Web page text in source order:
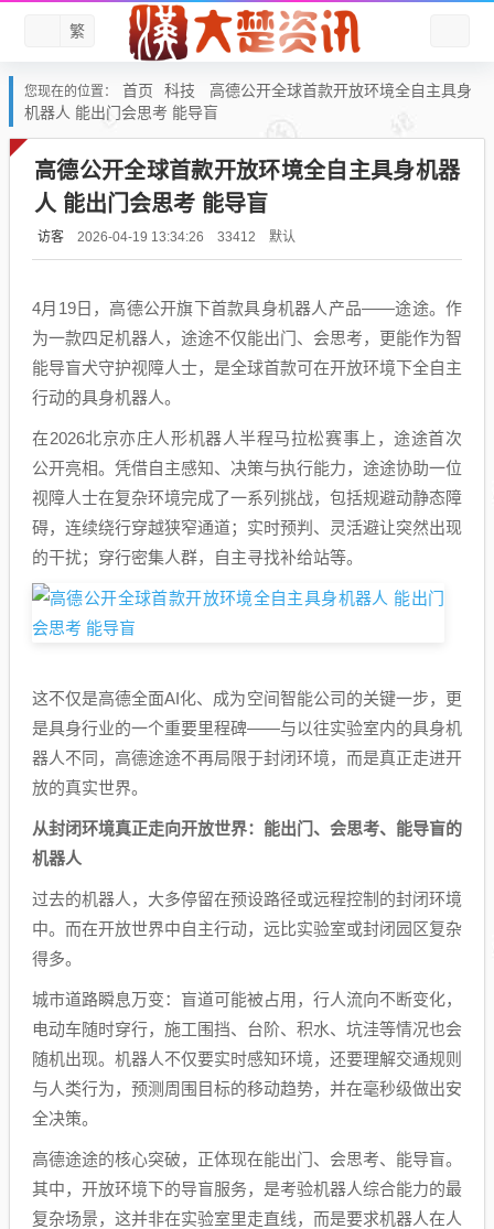
繁
您现在的位置： 首页 科技
高德公开全球首款开放环境全自主具身
机器人 能出门会思考 能导盲
高德公开全球首款开放环境全自主具身机器
人 能出门会思考 能导盲
访客 2026-04-19 13:34:26 33412 默认
4月19日，高德公开旗下首款具身机器人产品——途途。作
为一款四足机器人，途途不仅能出门、会思考，更能作为智
能导盲犬守护视障人士，是全球首款可在开放环境下全自主
行动的具身机器人。
在2026北京亦庄人形机器人半程马拉松赛事上，途途首次
公开亮相。凭借自主感知、决策与执行能力，途途协助一位
视障人士在复杂环境完成了一系列挑战，包括规避动静态障
碍，连续绕行穿越狭窄通道；实时预判、灵活避让突然出现
的干扰；穿行密集人群，自主寻找补给站等。
这不仅是高德全面AI化、成为空间智能公司的关键一步，更
是具身行业的一个重要里程碑——与以往实验室内的具身机
器人不同，高德途途不再局限于封闭环境，而是真正走进开
放的真实世界。
从封闭环境真正走向开放世界：能出门、会思考、能导盲的
机器人
过去的机器人，大多停留在预设路径或远程控制的封闭环境
中。而在开放世界中自主行动，远比实验室或封闭园区复杂
得多。
城市道路瞬息万变：盲道可能被占用，行人流向不断变化，
电动车随时穿行，施工围挡、台阶、积水、坑洼等情况也会
随机出现。机器人不仅要实时感知环境，还要理解交通规则
与人类行为，预测周围目标的移动趋势，并在毫秒级做出安
全决策。
高德途途的核心突破，正体现在能出门、会思考、能导盲。
其中，开放环境下的导盲服务，是考验机器人综合能力的最
复杂场景，这并非在实验室里走直线，而是要求机器人在人